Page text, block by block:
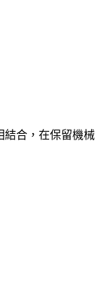
結合，在保留機械